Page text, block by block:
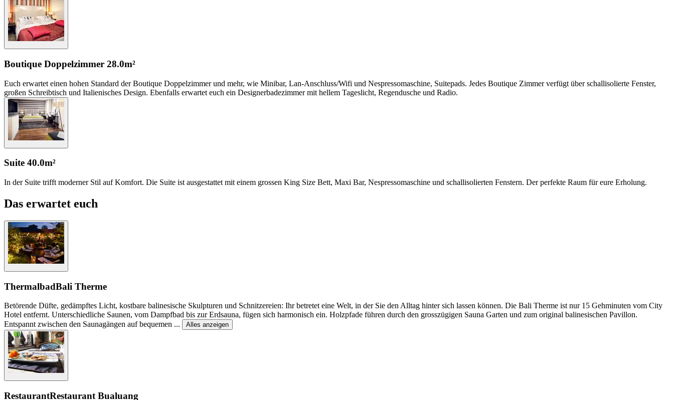
Boutique Doppelzimmer 28.0m²
Euch erwartet einen hohen Standard der Boutique Doppelzimmer und mehr, wie Minibar, Lan-Anschluss/Wifi und Nespressomaschine, Suitepads. Jedes Boutique Zimmer verfügt über schallisolierte Fenster,
großen Schreibtisch und Italienisches Design. Ebenfalls erwartet euch ein Designerbadezimmer mit hellem Tageslicht, Regendusche und Radio.
Suite 40.0m²
In der Suite trifft moderner Stil auf Komfort. Die Suite ist ausgestattet mit einem grossen King Size Bett, Maxi Bar, Nespressomaschine und schallisolierten Fenstern. Der perfekte Raum für eure Erholung.
Das erwartet euch
ThermalbadBali Therme
Betörende Düfte, gedämpftes Licht, kostbare balinesische Skulpturen und Schnitzereien: Ihr betretet eine Welt, in der Sie den Alltag hinter sich lassen können. Die Bali Therme ist nur 15 Gehminuten vom City
Hotel entfernt. Unterschiedliche Saunen, vom Dampfbad bis zur Erdsauna, fügen sich harmonisch ein. Holzpfade führen durch den grosszügigen Sauna Garten und zum original balinesischen Pavillon.
Entspannt zwischen den Saunagängen auf bequemen ... Alles anzeigen
RestaurantRestaurant Bualuang